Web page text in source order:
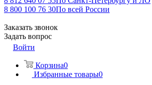
8 800 100 76 30По всей России
Заказать звонок
Задать вопрос
Войти
Корзина0
Избранные товары0